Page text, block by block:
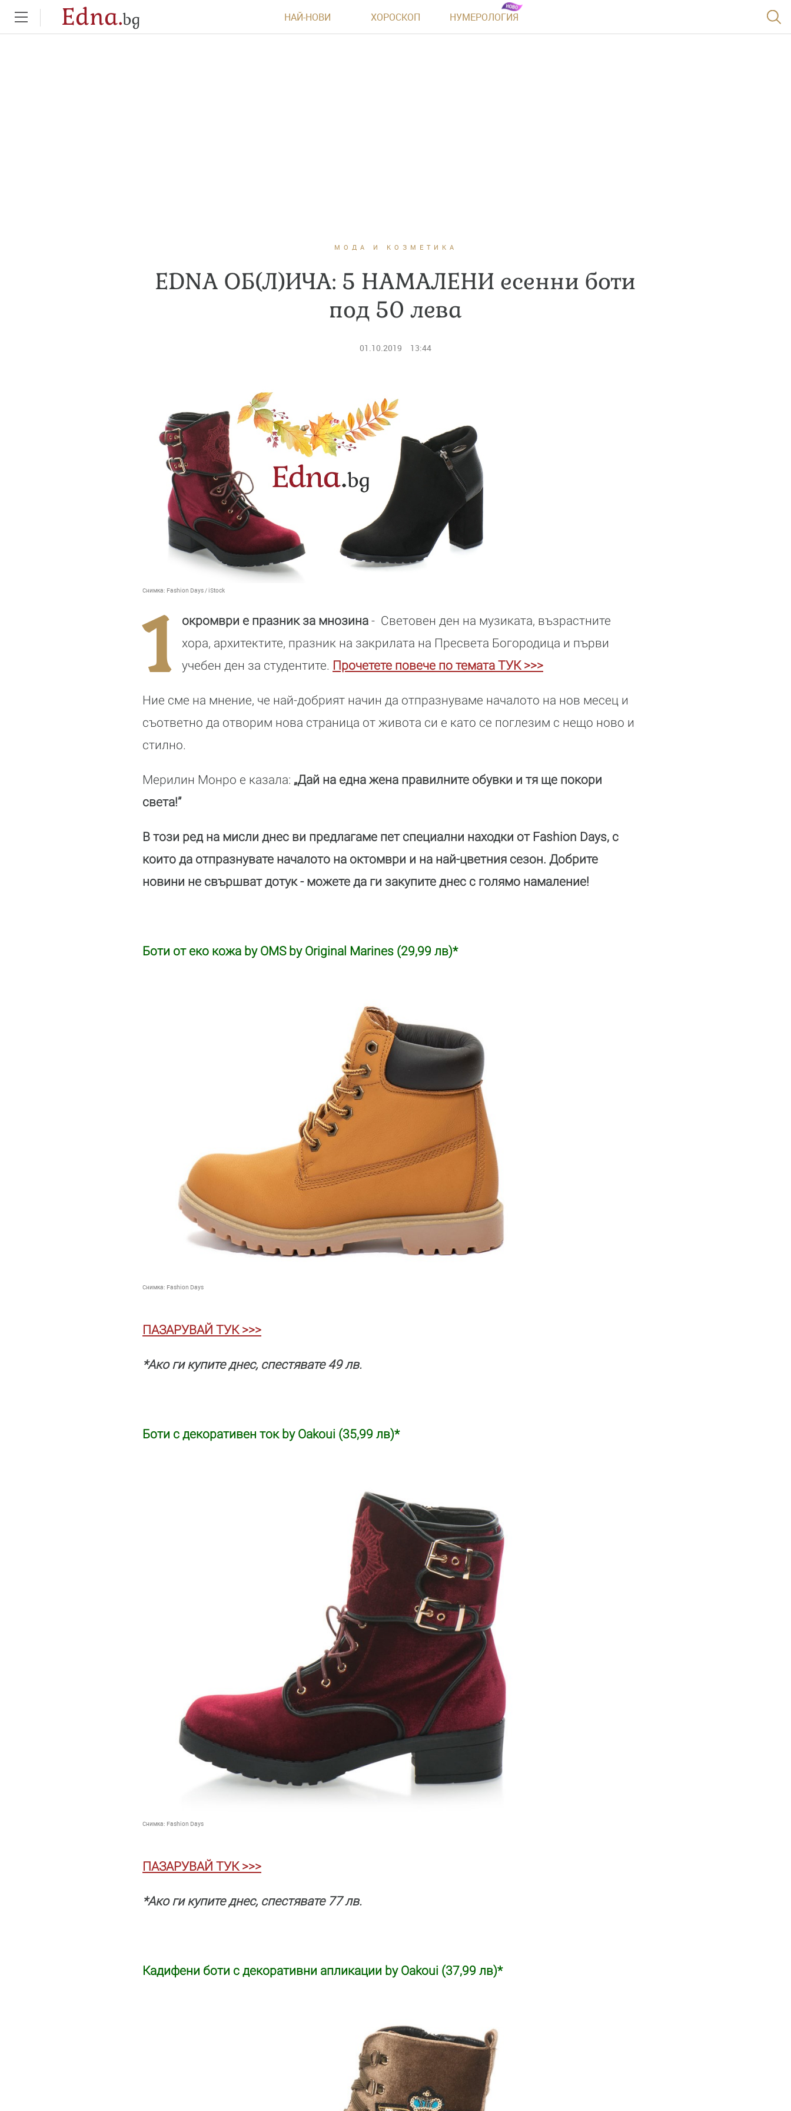
Edna.bg НАЙ-НОВИ ХОРОСКОП НУМЕРОЛОГИЯ
МОДА И КОЗМЕТИКА
EDNA ОБ(Л)ИЧА: 5 НАМАЛЕНИ есенни боти
под 50 лева
01.10.2019 13:44
Снимка: Fashion Days / iStock
1 окромври е празник за мнозина - Световен ден на музиката, възрастните
хора, архитектите, празник на закрилата на Пресвета Богородица и първи
учебен ден за студентите. Прочетете повече по темата ТУК >>>
Ние сме на мнение, че най-добрият начин да отпразнуваме началото на нов месец и
съответно да отворим нова страница от живота си е като се поглезим с нещо ново и
стилно.
Мерилин Монро е казала: „Дай на една жена правилните обувки и тя ще покори
света!”
В този ред на мисли днес ви предлагаме пет специални находки от Fashion Days, с
които да отпразнувате началото на октомври и на най-цветния сезон. Добрите
новини не свършват дотук - можете да ги закупите днес с голямо намаление!
Боти от еко кожа by OMS by Original Marines (29,99 лв)*
Снимка: Fashion Days
ПАЗАРУВАЙ ТУК >>>
*Ако ги купите днес, спестявате 49 лв.
Боти с декоративен ток by Oakoui (35,99 лв)*
Снимка: Fashion Days
ПАЗАРУВАЙ ТУК >>>
*Ако ги купите днес, спестявате 77 лв.
Кадифени боти с декоративни апликации by Oakoui (37,99 лв)*